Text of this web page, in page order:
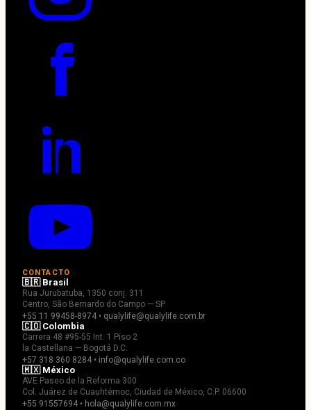
CONTACTO
🇧🇷 Brasil
Rua Jurubatuba, 1350 conj. 311
Centro, São Bernardo do Campo — SP
+55 11 99458-8974 • qualylife@qualylife.com.br
🇨🇴 Colombia
Carrera 48 #95-55 Int. 1 Piso 2
la Castellana — Bogotá D.C.
+57 318 360 8284 • info@qualylife.com.co
🇲🇽 México
AVE Paseo de la Reforma 300
Col. Juárez de Cuauhtémoc, Ciudad de México, C.P. 06600
+55 91557694 • hola@qualylife.com.mx